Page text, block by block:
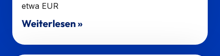
etwa EUR
Weiterlesen »